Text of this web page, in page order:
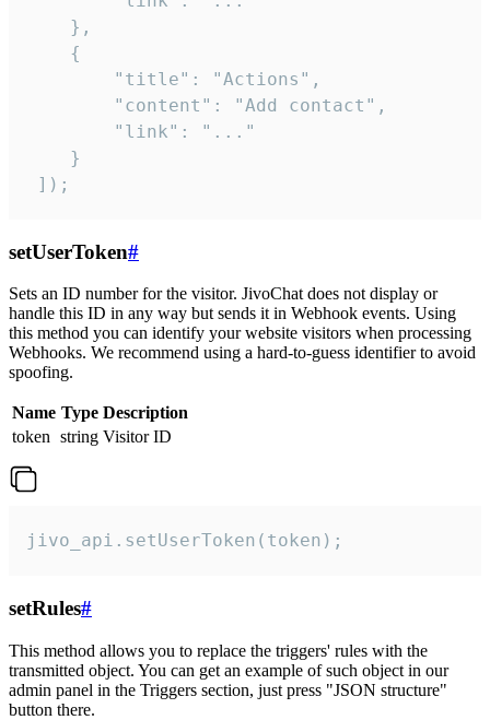
    },
    {
        "title": "Actions",
        "content": "Add contact",
        "link": "..."
    }
]);
setUserToken#
Sets an ID number for the visitor. JivoChat does not display or
handle this ID in any way but sends it in Webhook events. Using
this method you can identify your website visitors when processing
Webhooks. We recommend using a hard-to-guess identifier to avoid
spoofing.
Name Type Description
token string Visitor ID
jivo_api.setUserToken(token);
setRules#
This method allows you to replace the triggers' rules with the
transmitted object. You can get an example of such object in our
admin panel in the Triggers section, just press "JSON structure"
button there.